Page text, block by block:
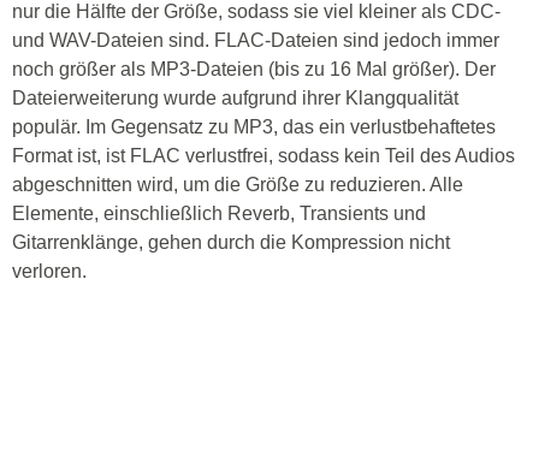
nur die Hälfte der Größe, sodass sie viel kleiner als CDC-
und WAV-Dateien sind. FLAC-Dateien sind jedoch immer
noch größer als MP3-Dateien (bis zu 16 Mal größer). Der
Dateierweiterung wurde aufgrund ihrer Klangqualität
populär. Im Gegensatz zu MP3, das ein verlustbehaftetes
Format ist, ist FLAC verlustfrei, sodass kein Teil des Audios
abgeschnitten wird, um die Größe zu reduzieren. Alle
Elemente, einschließlich Reverb, Transients und
Gitarrenklänge, gehen durch die Kompression nicht
verloren.